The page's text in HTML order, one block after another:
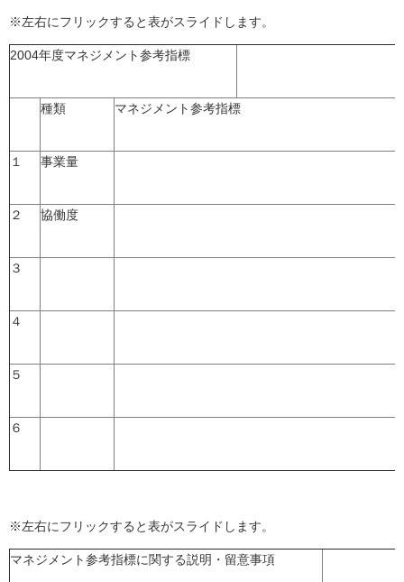
※左右にフリックすると表がスライドします。
2004年度マネジメント参考指標
種類 マネジメント参考指標
１ 事業量
２ 協働度
３
４
５
６
※左右にフリックすると表がスライドします。
マネジメント参考指標に関する説明・留意事項